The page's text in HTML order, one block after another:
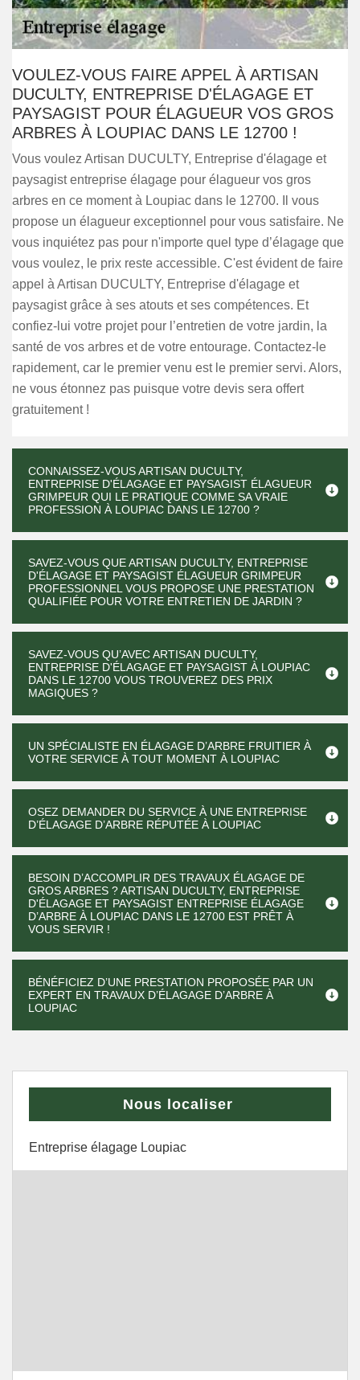
VOULEZ-VOUS FAIRE APPEL À ARTISAN
DUCULTY, ENTREPRISE D'ÉLAGAGE ET
PAYSAGIST POUR ÉLAGUEUR VOS GROS
ARBRES À LOUPIAC DANS LE 12700 !
Vous voulez Artisan DUCULTY, Entreprise d'élagage et
paysagist entreprise élagage pour élagueur vos gros
arbres en ce moment à Loupiac dans le 12700. Il vous
propose un élagueur exceptionnel pour vous satisfaire. Ne
vous inquiétez pas pour n'importe quel type d’élagage que
vous voulez, le prix reste accessible. C'est évident de faire
appel à Artisan DUCULTY, Entreprise d'élagage et
paysagist grâce à ses atouts et ses compétences. Et
confiez-lui votre projet pour l’entretien de votre jardin, la
santé de vos arbres et de votre entourage. Contactez-le
rapidement, car le premier venu est le premier servi. Alors,
ne vous étonnez pas puisque votre devis sera offert
gratuitement !
CONNAISSEZ-VOUS ARTISAN DUCULTY,
ENTREPRISE D'ÉLAGAGE ET PAYSAGIST ÉLAGUEUR
GRIMPEUR QUI LE PRATIQUE COMME SA VRAIE
PROFESSION À LOUPIAC DANS LE 12700 ?
SAVEZ-VOUS QUE ARTISAN DUCULTY, ENTREPRISE
D'ÉLAGAGE ET PAYSAGIST ÉLAGUEUR GRIMPEUR
PROFESSIONNEL VOUS PROPOSE UNE PRESTATION
QUALIFIÉE POUR VOTRE ENTRETIEN DE JARDIN ?
SAVEZ-VOUS QU’AVEC ARTISAN DUCULTY,
ENTREPRISE D'ÉLAGAGE ET PAYSAGIST À LOUPIAC
DANS LE 12700 VOUS TROUVEREZ DES PRIX
MAGIQUES ?
UN SPÉCIALISTE EN ÉLAGAGE D’ARBRE FRUITIER À
VOTRE SERVICE À TOUT MOMENT À LOUPIAC
OSEZ DEMANDER DU SERVICE À UNE ENTREPRISE
D’ÉLAGAGE D’ARBRE RÉPUTÉE À LOUPIAC
BESOIN D’ACCOMPLIR DES TRAVAUX ÉLAGAGE DE
GROS ARBRES ? ARTISAN DUCULTY, ENTREPRISE
D'ÉLAGAGE ET PAYSAGIST ENTREPRISE ÉLAGAGE
D’ARBRE À LOUPIAC DANS LE 12700 EST PRÊT À
VOUS SERVIR !
BÉNÉFICIEZ D’UNE PRESTATION PROPOSÉE PAR UN
EXPERT EN TRAVAUX D’ÉLAGAGE D’ARBRE À
LOUPIAC
Nous localiser
Entreprise élagage Loupiac